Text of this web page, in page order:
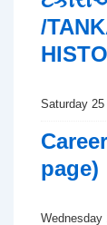
/
Saturday
page)
Wednesday